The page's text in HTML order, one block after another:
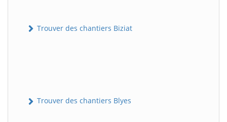
Trouver des chantiers Biziat
Trouver des chantiers Blyes